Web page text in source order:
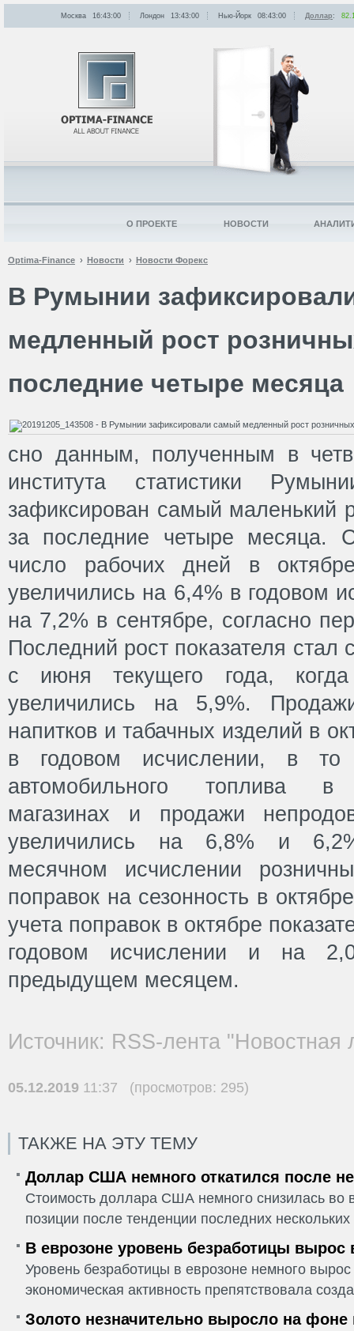
Optima-Finance Новости Новости Форекс
В Румынии
медленный рост
последние четыре месяца
сно данным, полученным в
института статистики
зафиксирован самый маленький
за последние четыре месяца.
число рабочих дней в
увеличились на 6,4% в годовом
на 7,2% в сентябре, согласно
Последний рост показателя
с июня текущего года,
увеличились на 5,9%.
напитков и табачных изделий в
в годовом исчислении, в
автомобильного топлива в
магазинах и продажи
увеличились на 6,8% и
месячном исчислении
поправок на сезонность в
учета поправок в октябре
годовом исчислении и на
предыдущем месяцем.
Источник: RSS-лента "Новостная
05.12.2019 11:37 (просмотров: 295)
ТАКЖЕ НА ЭТУ ТЕМУ
Доллар США немного откатился после
Стоимость доллара США немного снизилась во
позиции после тенденции последних
В еврозоне уровень безработицы вырос
Уровень безработицы в еврозоне немного
экономическая активность препятствовала
Золото незначительно выросло на фоне
Москва 16:43:00 Лондон 13:43:00 Нью-Йорк 08:43:00 Доллар:
О ПРОЕКТЕ НОВОСТИ